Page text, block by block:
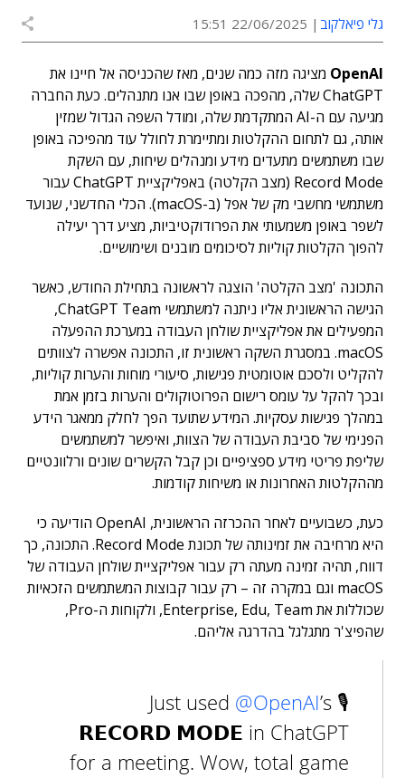
גלי פיאלקוב 22/06/2025 15:51
OpenAI מציגה מזה כמה שנים, מאז שהכניסה אל חיינו את
ChatGPT שלה, מהפכה באופן שבו אנו מתנהלים. כעת החברה
מגיעה עם ה-AI המתקדמת שלה, ומודל השפה הגדול שמזין
אותה, גם לתחום ההקלטות ומתיימרת לחולל עוד מהפיכה באופן
שבו משתמשים מתעדים מידע ומנהלים שיחות, עם השקת
Record Mode (מצב הקלטה) באפליקציית ChatGPT עבור
משתמשי מחשבי מק של אפל (ב-macOS). הכלי החדשני, שנועד
לשפר באופן משמעותי את הפרודוקטיביות, מציע דרך יעילה
להפוך הקלטות קוליות לסיכומים מובנים ושימושיים.
התכונה 'מצב הקלטה' הוצגה לראשונה בתחילת החודש, כאשר
הגישה הראשונית אליו ניתנה למשתמשי ChatGPT Team,
המפעילים את אפליקציית שולחן העבודה במערכת ההפעלה
macOS. במסגרת השקה ראשונית זו, התכונה אפשרה לצוותים
להקליט ולסכם אוטומטית פגישות, סיעורי מוחות והערות קוליות,
ובכך להקל על עומס רישום הפרוטוקולים והערות בזמן אמת
במהלך פגישות עסקיות. המידע שתועד הפך לחלק ממאגר הידע
הפנימי של סביבת העבודה של הצוות, ואיפשר למשתמשים
שליפת פריטי מידע ספציפיים וכן קבל הקשרים שונים ורלוונטיים
מההקלטות האחרונות או משיחות קודמות.
כעת, כשבועיים לאחר ההכרזה הראשונית, OpenAI הודיעה כי
היא מרחיבה את זמינותה של תכונת Record Mode. התכונה, כך
דווח, תהיה זמינה מעתה רק עבור אפליקציית שולחן העבודה של
macOS וגם במקרה זה – רק עבור קבוצות המשתמשים הזכאיות
שכוללות את Enterprise, Edu, Team, ולקוחות ה-Pro,
שהפיצ'ר מתגלגל בהדרגה אליהם.
Just used @OpenAI’s 🎙️
𝗥𝗘𝗖𝗢𝗥𝗗 𝗠𝗢𝗗𝗘 in ChatGPT
for a meeting. Wow, total game